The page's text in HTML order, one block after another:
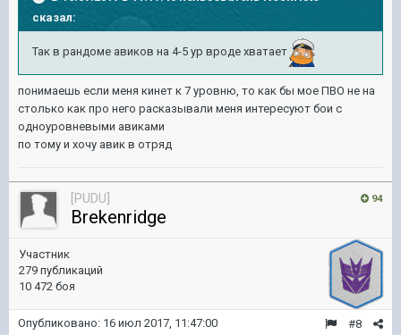
сказал:
Так в рандоме авиков на 4-5 ур вроде хватает
понимаешь если меня кинет к 7 уровню, то как бы мое ПВО не на
столько как про него расказывали меня интересуют бои с
одноуровневыми авиками
по тому и хочу авик в отряд
94
[PUDU]
Brekenridge
Участник
279 публикаций
10 472 боя
#8
Опубликовано: 16 июл 2017, 11:47:00